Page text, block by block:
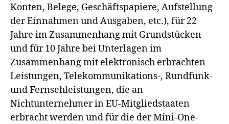
Konten, Belege, Geschäftspapiere, Aufstellung
der Einnahmen und Ausgaben, etc.), für 22
Jahre im Zusammenhang mit Grundstücken
und für 10 Jahre bei Unterlagen im
Zusammenhang mit elektronisch erbrachten
Leistungen, Telekommunikations-, Rundfunk-
und Fernsehleistungen, die an
Nichtunternehmer in EU-Mitgliedstaaten
erbracht werden und für die der Mini-One-